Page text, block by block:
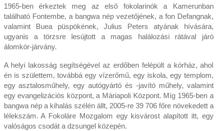
1965-ben érkeztek meg az első fokolarinók a Kamerunban
található Fontembe, a bangwa nép vezetőjének, a fon Defangnak,
valamint Buea püspökének, Julius Peters atyának hívására,
ugyanis a törzsre lesújtott a magas halálozási rátával járó
álomkór-járvány.
A helyi lakosság segítségével az erdőben felépült a kórház, ahol
én is születtem, továbbá egy vízerőmű, egy iskola, egy templom,
egy asztalosműhely, egy autógyártó és -javító műhely, valamint
egy evangelizációs központ, a Máriapoli Központ. Míg 1965-ben a
bangwa nép a kihalás szélén állt, 2005-re 39 706 főre növekedett a
lélekszám. A Fokoláre Mozgalom egy kisvárost alapított itt, egy
valóságos csodát a dzsungel közepén.